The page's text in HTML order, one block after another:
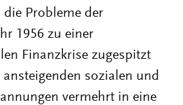
Probleme der
1956 zu einer
Finanzkrise zugespitzt
sozialen und
vermehrt in eine